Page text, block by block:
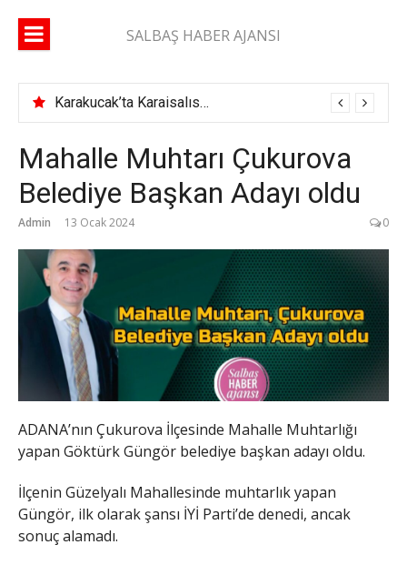
SALBAŞ HABER AJANSI
Karakucak’ta Karaisalıspor fırtınası
Mahalle Muhtarı Çukurova
Belediye Başkan Adayı oldu
Admin 13 Ocak 2024 0
ADANA’nın Çukurova İlçesinde Mahalle Muhtarlığı
yapan Göktürk Güngör belediye başkan adayı oldu.
İlçenin Güzelyalı Mahallesinde muhtarlık yapan
Güngör, ilk olarak şansı İYİ Parti’de denedi, ancak
sonuç alamadı.